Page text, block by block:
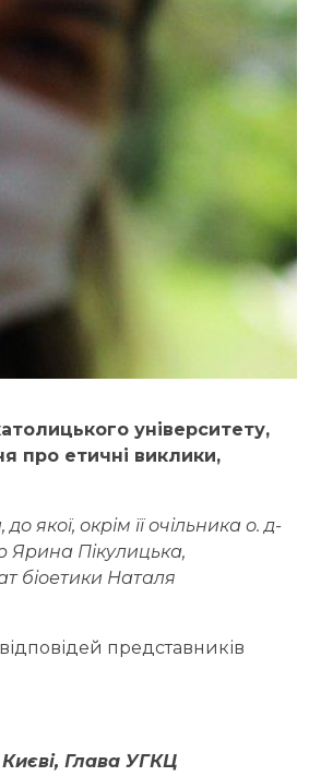
університету,
про етичні виклики,
якої, окрім її очільника о. д-
Ярина Пікулицька,
біоетики Наталя
представників
Глава УГКЦ